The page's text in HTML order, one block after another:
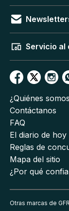
Servicio al
¿Quiénes
Contáctanos
FAQ
El diario de hoy
Reglas de
Mapa del sitio
¿Por qué
Otras marcas de